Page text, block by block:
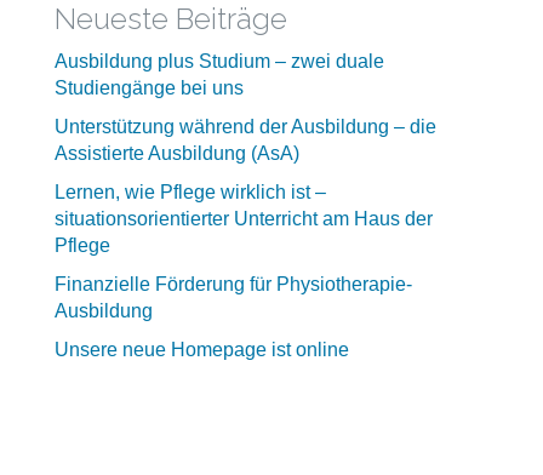
Neueste Beiträge
Ausbildung plus Studium – zwei duale
Studiengänge bei uns
Unterstützung während der Ausbildung – die
Assistierte Ausbildung (AsA)
Lernen, wie Pflege wirklich ist –
situationsorientierter Unterricht am Haus der
Pflege
Finanzielle Förderung für Physiotherapie-
Ausbildung
Unsere neue Homepage ist online